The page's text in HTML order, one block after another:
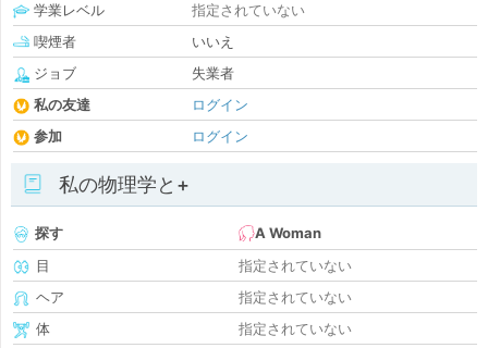
学業レベル
指定されていない
喫煙者
いいえ
ジョブ
失業者
私の友達
ログイン
参加
ログイン
私の物理学と+
探す
A Woman
目
指定されていない
ヘア
指定されていない
体
指定されていない